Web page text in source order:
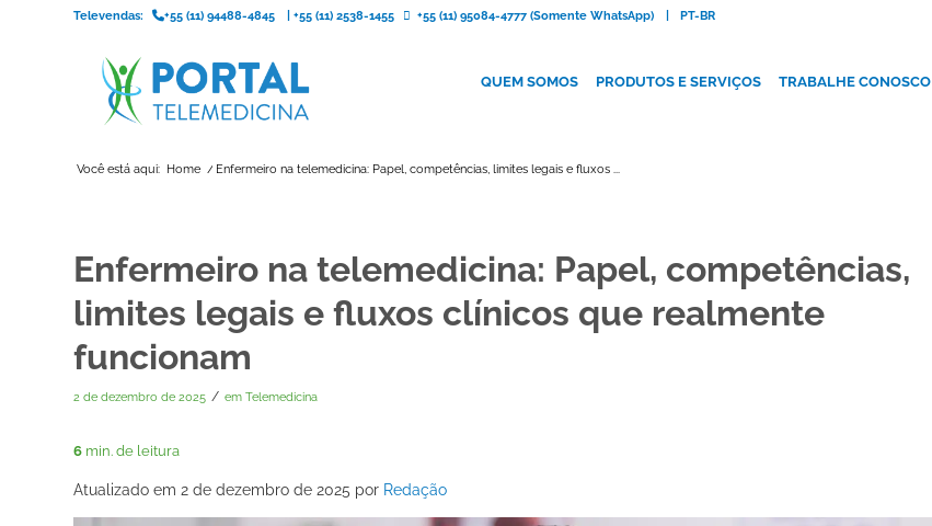
PT-BR
Televendas: +55 (11) 94488-4845 +55 (11) 2538-1455 +55 (11) 95084-4777 (Somente WhatsApp)
QUEM SOMOS PRODUTOS E SERVIÇOS TRABALHE CONOSCO
Você está aqui: Home / Enfermeiro na telemedicina: Papel, competências, limites legais e fluxos ...
Enfermeiro na telemedicina: Papel, competências,
limites legais e fluxos clínicos que realmente
funcionam
2 de dezembro de 2025 / em Telemedicina
6 min. de leitura
Atualizado em 2 de dezembro de 2025 por Redação